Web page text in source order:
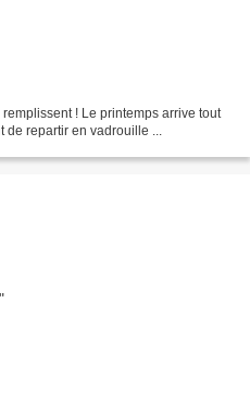
! Le printemps arrive tout
de repartir en vadrouille ...